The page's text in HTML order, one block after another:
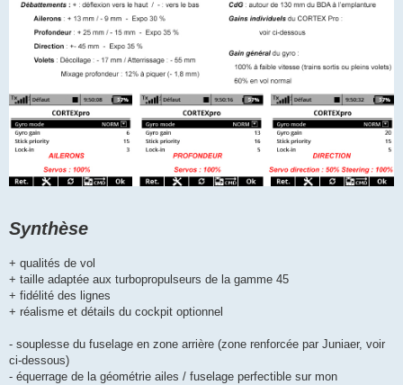
Synthèse
+ qualités de vol
+ taille adaptée aux turbopropulseurs de la gamme 45
+ fidélité des lignes
+ réalisme et détails du cockpit optionnel
- souplesse du fuselage en zone arrière (zone renforcée par Juniaer, voir
ci-dessous)
- équerrage de la géométrie ailes / fuselage perfectible sur mon